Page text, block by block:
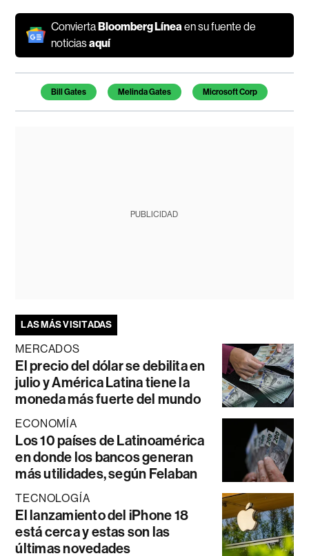
ConviertaBloomberg Línea en su fuente de
noticiasaquí
Temas de este artículo
Bill Gates Melinda Gates Microsoft Corp
PUBLICIDAD
LAS MÁS VISITADAS
MERCADOS
El precio del dólar se debilita en
julio y América Latina tiene la
moneda más fuerte del mundo
ECONOMÍA
Los 10 países de Latinoamérica
en donde los bancos generan
más utilidades, según Felaban
TECNOLOGÍA
El lanzamiento del iPhone 18
está cerca y estas son las
últimas novedades